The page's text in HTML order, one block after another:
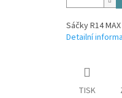
Sáčky R14 MAX
Detailní
TISK